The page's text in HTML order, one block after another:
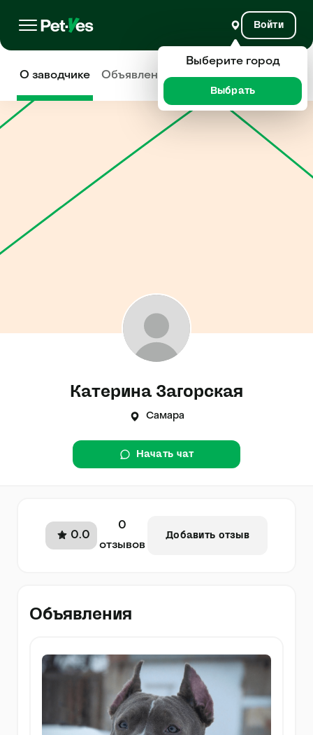
Войти
О заводчике Объявления Отзывы
Катерина Загорская
Самара
Начать чат
0.0
0
отзывов
Добавить отзыв
Объявления
Выберите город
Выбрать